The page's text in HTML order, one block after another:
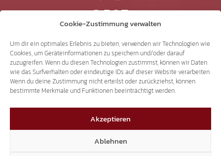
Cookie-Zustimmung verwalten
Um dir ein optimales Erlebnis zu bieten, verwenden wir Technologien wie
Cookies, um Geräteinformationen zu speichern und/oder darauf
zuzugreifen. Wenn du diesen Technologien zustimmst, können wir Daten
wie das Surfverhalten oder eindeutige IDs auf dieser Website verarbeiten.
Wenn du deine Zustimmung nicht erteilst oder zurückziehst, können
bestimmte Merkmale und Funktionen beeinträchtigt werden.
Akzeptieren
Ablehnen
3.507
Threads
3.401
YouTube